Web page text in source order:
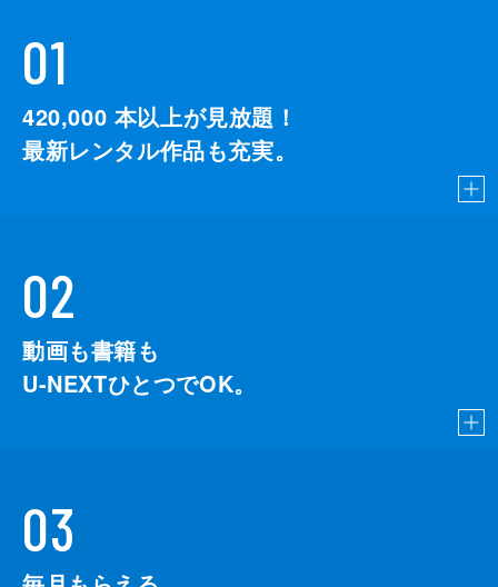
01
420,000 本以上が見放題！
最新レンタル作品も充実。
02
動画も書籍も
U-NEXTひとつでOK。
03